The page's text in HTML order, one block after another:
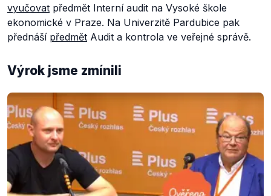
vyučovat předmět Interní audit na Vysoké škole
ekonomické v Praze. Na Univerzitě Pardubice pak
přednáší předmět Audit a kontrola ve veřejné správě.
Výrok jsme zmínili